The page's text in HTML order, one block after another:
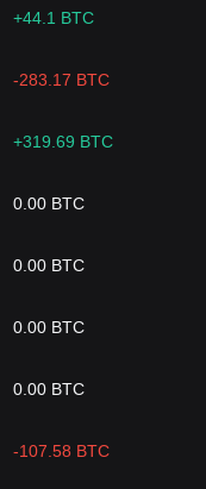
+44.1 BTC
-283.17 BTC
+319.69 BTC
0.00 BTC
0.00 BTC
0.00 BTC
0.00 BTC
-107.58 BTC